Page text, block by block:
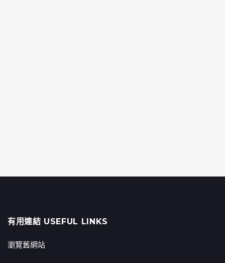
有用連結 USEFUL LINKS
瀏覽舊網站